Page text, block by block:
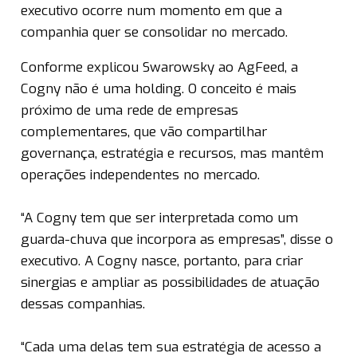
executivo ocorre num momento em que a
companhia quer se consolidar no mercado.
Conforme explicou Swarowsky ao AgFeed, a
Cogny não é uma holding. O conceito é mais
próximo de uma rede de empresas
complementares, que vão compartilhar
governança, estratégia e recursos, mas mantêm
operações independentes no mercado.
“A Cogny tem que ser interpretada como um
guarda-chuva que incorpora as empresas”, disse o
executivo. A Cogny nasce, portanto, para criar
sinergias e ampliar as possibilidades de atuação
dessas companhias.
“Cada uma delas tem sua estratégia de acesso a